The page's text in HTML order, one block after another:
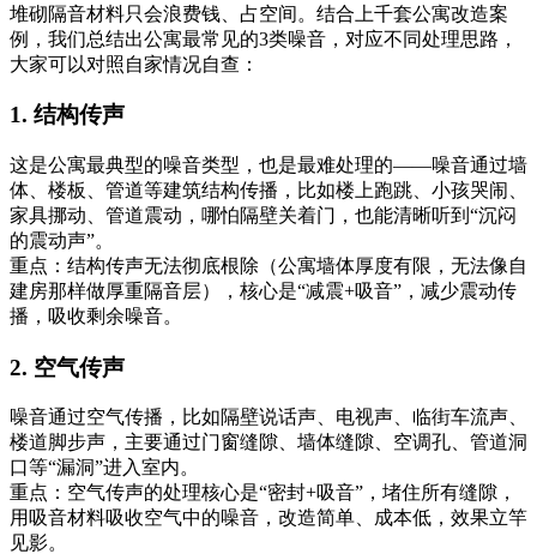
堆砌隔音材料只会浪费钱、占空间。结合上千套公寓改造案
例，我们总结出公寓最常见的3类噪音，对应不同处理思路，
大家可以对照自家情况自查：
1. 结构传声
这是公寓最典型的噪音类型，也是最难处理的——噪音通过墙
体、楼板、管道等建筑结构传播，比如楼上跑跳、小孩哭闹、
家具挪动、管道震动，哪怕隔壁关着门，也能清晰听到“沉闷
的震动声”。
重点：结构传声无法彻底根除（公寓墙体厚度有限，无法像自
建房那样做厚重隔音层），核心是“减震+吸音”，减少震动传
播，吸收剩余噪音。
2. 空气传声
噪音通过空气传播，比如隔壁说话声、电视声、临街车流声、
楼道脚步声，主要通过门窗缝隙、墙体缝隙、空调孔、管道洞
口等“漏洞”进入室内。
重点：空气传声的处理核心是“密封+吸音”，堵住所有缝隙，
用吸音材料吸收空气中的噪音，改造简单、成本低，效果立竿
见影。